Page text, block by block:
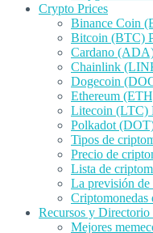
Crypto Prices
Binance Coin
Bitcoin (BTC)
Cardano
Chainlink
Dogecoin
Ethereum
Litecoin (LTC)
Polkadot
Tipos de
Precio de
Lista de
La previsión de
Criptomonedas
Recursos y
Mejores